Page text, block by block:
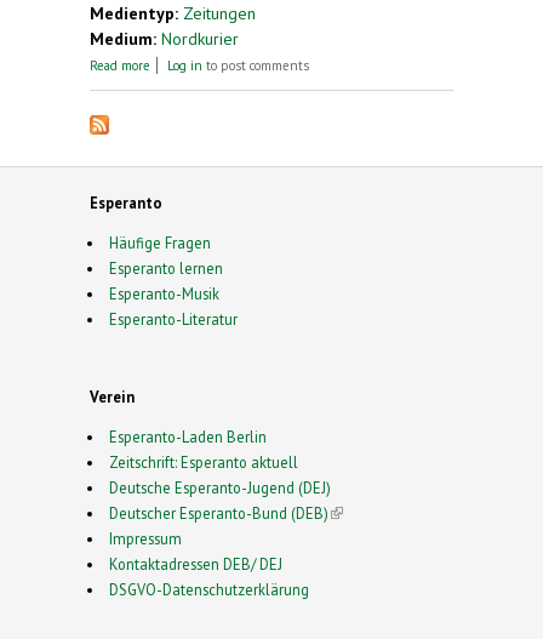
Medientyp: Zeitungen
Medium: Nordkurier
Read more about Eine erfundene Sprache
Log in to post comments
Esperanto
Häufige Fragen
Esperanto lernen
Esperanto-Musik
Esperanto-Literatur
Verein
Esperanto-Laden Berlin
Zeitschrift: Esperanto aktuell
Deutsche Esperanto-Jugend (DEJ)
Deutscher Esperanto-Bund (DEB)(link is external)
Impressum
Kontaktadressen DEB/ DEJ
DSGVO-Datenschutzerklärung